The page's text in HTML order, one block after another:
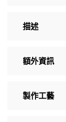
描述
額外資訊
製作工藝